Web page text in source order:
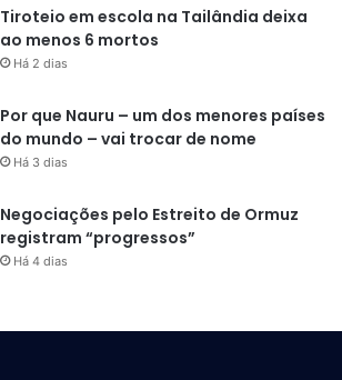
Tiroteio em escola na Tailândia deixa
ao menos 6 mortos
Há 2 dias
Por que Nauru – um dos menores países
do mundo – vai trocar de nome
Há 3 dias
Negociações pelo Estreito de Ormuz
registram “progressos”
Há 4 dias